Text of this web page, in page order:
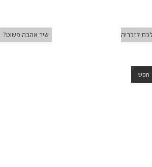
לזכריה
שיר אהבה פשוט?